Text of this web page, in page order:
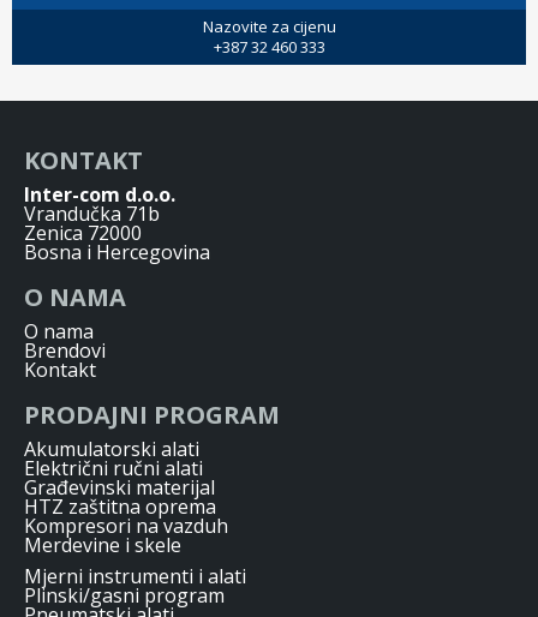
Nazovite za cijenu
+387 32 460 333
KONTAKT
Inter-com d.o.o.
Vrandučka 71b
Zenica 72000
Bosna i Hercegovina
O NAMA
O nama
Brendovi
Kontakt
PRODAJNI PROGRAM
Akumulatorski alati
Električni ručni alati
Građevinski materijal
HTZ zaštitna oprema
Kompresori na vazduh
Merdevine i skele
Mjerni instrumenti i alati
Plinski/gasni program